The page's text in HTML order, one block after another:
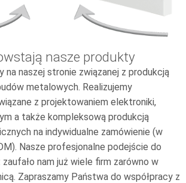
nasze produkty
na naszej stronie związanej z produkcją
metalowych. Realizujemy
z projektowaniem elektroniki,
a także kompleksową produkcją
na indywidualne zamówienie (w
Nasze profesjonalne podejście do
zaufało nam już wiele firm zarówno w
Zapraszamy Państwa do współpracy z